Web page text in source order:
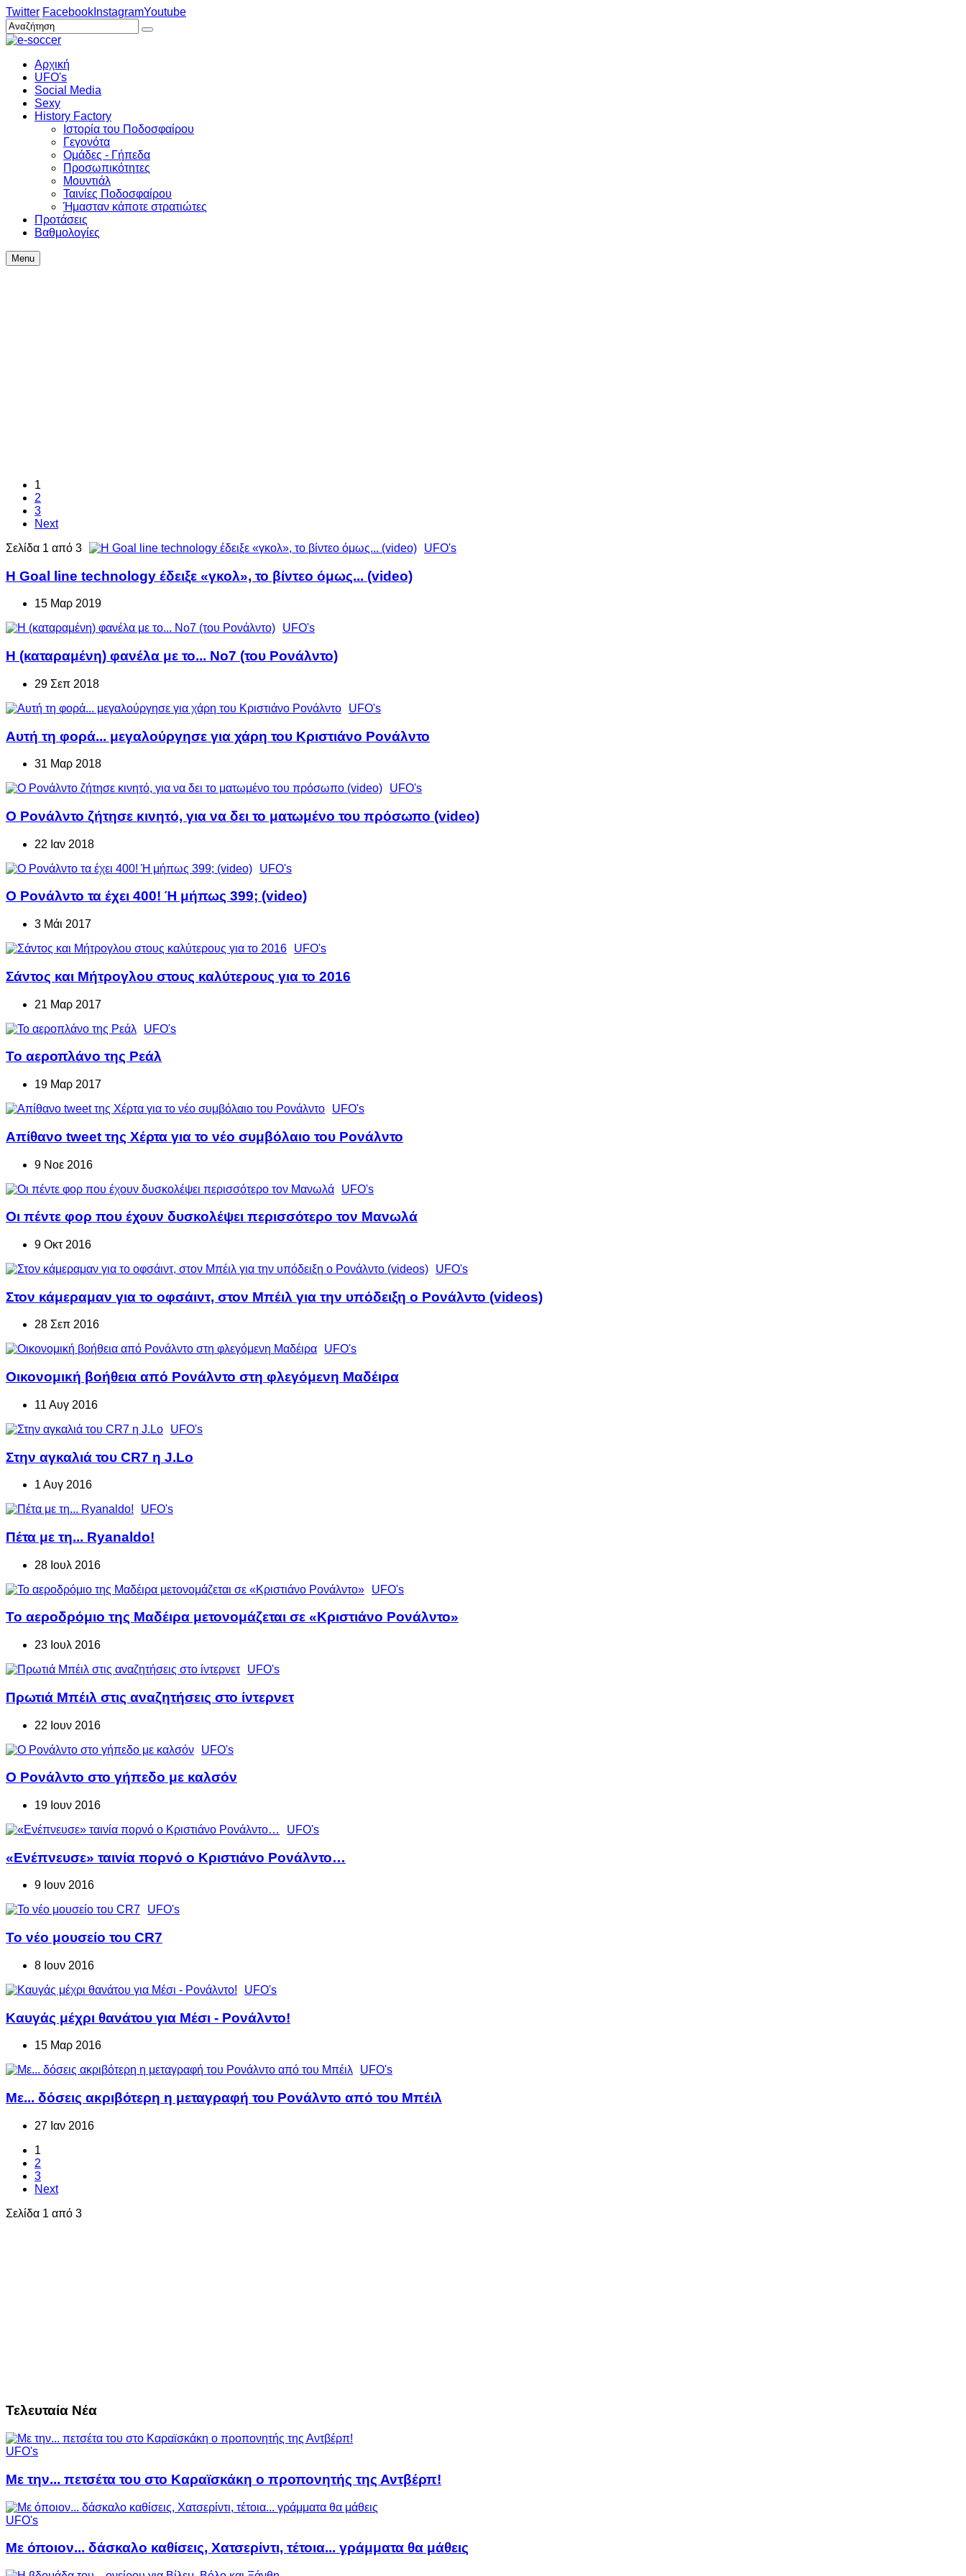
Twitter Facebook InstagramYoutube
Αρχική
UFO's
Social Media
Sexy
History Factory
Ιστορία του Ποδοσφαίρου
Γεγονότα
Ομάδες - Γήπεδα
Προσωπικότητες
Μουντιάλ
Ταινίες Ποδοσφαίρου
Ήμασταν κάποτε στρατιώτες
Προτάσεις
Βαθμολογίες
Menu
1
2
3
Next
Σελίδα 1 από 3
UFO's
H Goal line technology έδειξε «γκολ», το βίντεο όμως... (video)
15 Μαρ 2019
UFO's
Η (καταραμένη) φανέλα με το... Νο7 (του Ρονάλντο)
29 Σεπ 2018
UFO's
Αυτή τη φορά... μεγαλούργησε για χάρη του Κριστιάνο Ρονάλντο
31 Μαρ 2018
UFO's
Ο Ρονάλντο ζήτησε κινητό, για να δει το ματωμένο του πρόσωπο (video)
22 Ιαν 2018
UFO's
Ο Ρονάλντο τα έχει 400! Ή μήπως 399; (video)
3 Μάι 2017
UFO's
Σάντος και Μήτρογλου στους καλύτερους για το 2016
21 Μαρ 2017
UFO's
Το αεροπλάνο της Ρεάλ
19 Μαρ 2017
UFO's
Απίθανο tweet της Χέρτα για το νέο συμβόλαιο του Ρονάλντο
9 Νοε 2016
UFO's
Οι πέντε φορ που έχουν δυσκολέψει περισσότερο τον Μανωλά
9 Οκτ 2016
UFO's
Στον κάμεραμαν για το οφσάιντ, στον Μπέιλ για την υπόδειξη ο Ρονάλντο (videos)
28 Σεπ 2016
UFO's
Οικονομική βοήθεια από Ρονάλντο στη φλεγόμενη Μαδέιρα
11 Αυγ 2016
UFO's
Στην αγκαλιά του CR7 η J.Lο
1 Αυγ 2016
UFO's
Πέτα με τη... Ryanaldo!
28 Ιουλ 2016
UFO's
Το αεροδρόμιο της Μαδέιρα μετονομάζεται σε «Κριστιάνο Ρονάλντο»
23 Ιουλ 2016
UFO's
Πρωτιά Μπέιλ στις αναζητήσεις στο ίντερνετ
22 Ιουν 2016
UFO's
Ο Ρονάλντο στο γήπεδο με καλσόν
19 Ιουν 2016
UFO's
«Ενέπνευσε» ταινία πορνό ο Κριστιάνο Ρονάλντο…
9 Ιουν 2016
UFO's
Το νέο μουσείο του CR7
8 Ιουν 2016
UFO's
Καυγάς μέχρι θανάτου για Μέσι - Ρονάλντο!
15 Μαρ 2016
UFO's
Με... δόσεις ακριβότερη η μεταγραφή του Ρονάλντο από του Μπέιλ
27 Ιαν 2016
1
2
3
Next
Σελίδα 1 από 3
Τελευταία Νέα
UFO's
Με την... πετσέτα του στο Καραϊσκάκη ο προπονητής της Αντβέρπ!
UFO's
Με όποιον... δάσκαλο καθίσεις, Χατσερίντι, τέτοια... γράμματα θα μάθεις